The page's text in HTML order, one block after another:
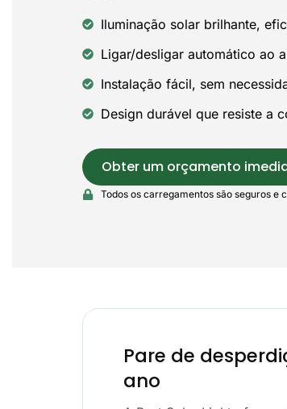
Iluminação solar brilhante,
Ligar/desligar automático ao
Instalação fácil, sem
Design durável que resiste a
Obter um orçamento
Todos os carregamentos são seguros e
Pare de
ano